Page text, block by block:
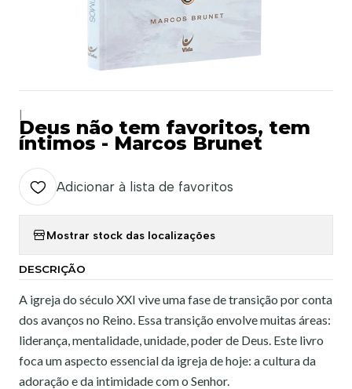
Deus não tem favoritos, tem
íntimos - Marcos Brunet
Adicionar à lista de favoritos
Mostrar stock das localizações
DESCRIÇÃO
A igreja do século XXI vive uma fase de transição por conta
dos avanços no Reino. Essa transição envolve muitas áreas:
liderança, mentalidade, unidade, poder de Deus. Este livro
foca um aspecto essencial da igreja de hoje: a cultura da
adoração e da intimidade com o Senhor.